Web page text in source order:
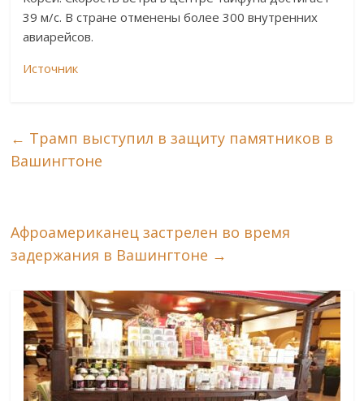
39 м/с. В стране отменены более 300 внутренних
авиарейсов.
Источник
← Трамп выступил в защиту памятников в
Вашингтоне
Афроамериканец застрелен во время
задержания в Вашингтоне →